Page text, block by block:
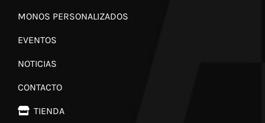
MONOS PERSONALIZADOS
EVENTOS
NOTICIAS
CONTACTO
TIENDA